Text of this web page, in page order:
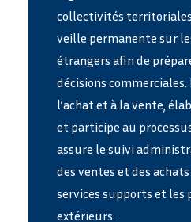
collectivités
veille permanente sur
étrangers afin de
décisions
l’achat et à la vente,
et participe au
assure le suivi
des ventes et des
services supports et les
extérieurs.